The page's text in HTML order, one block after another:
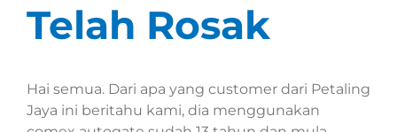
Telah Rosak
Hai semua. Dari apa yang customer dari Petaling
Jaya ini beritahu kami, dia menggunakan